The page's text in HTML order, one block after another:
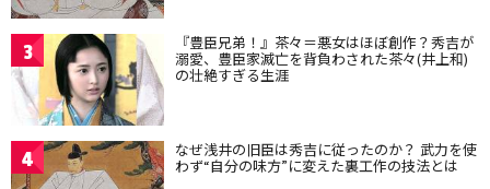
3 『豊臣兄弟！』茶々＝悪女はほぼ創作？秀吉が
溺愛、豊臣家滅亡を背負わされた茶々(井上和)
の壮絶すぎる生涯
4 なぜ浅井の旧臣は秀吉に従ったのか？ 武力を使
わず“自分の味方”に変えた裏工作の技法とは